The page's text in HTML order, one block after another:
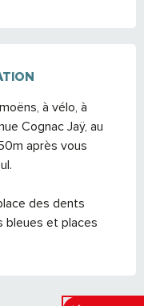
à vélo, à
Cognac Jaÿ, au
après vous
des dents
bleues et places